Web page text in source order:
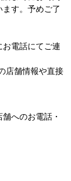
す。予めご了
電話にてご連
店舗情報や直接
へのお電話・